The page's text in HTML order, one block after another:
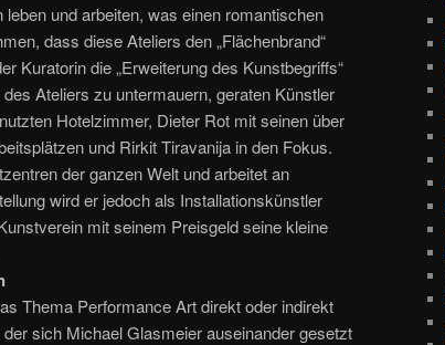
und arbeiten, was einen romantischen
dass diese Ateliers den „Flächenbrand“
Kuratorin die „Erweiterung des Kunstbegriffs“
Ateliers zu untermauern, geraten Künstler
Hotelzimmer, Dieter Rot mit seinen über
und Rirkit Tiravanija in den Fokus.
der ganzen Welt und arbeitet an
wird er jedoch als Installationskünstler
mit seinem Preisgeld seine kleine
Thema Performance Art direkt oder indirekt
sich Michael Glasmeier auseinander gesetzt